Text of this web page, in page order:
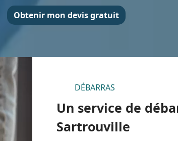
Obtenir mon devis gratuit
DÉBARRAS
Un service de
Sartrouville